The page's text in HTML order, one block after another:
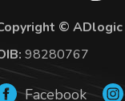
© ADlogic
98280767
Facebook